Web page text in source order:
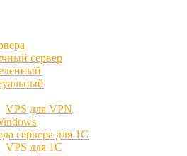
сервер
VPS для VPN
сервера для 1С
VPS для 1С